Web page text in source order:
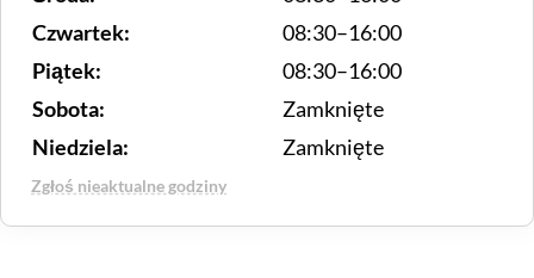
Czwartek:
08:30–16:00
Piątek:
08:30–16:00
Sobota:
Zamknięte
Niedziela:
Zamknięte
Zgłoś nieaktualne godziny